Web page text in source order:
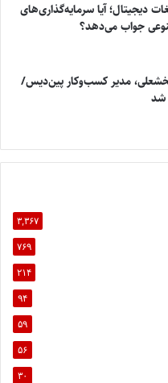
دیجیتال؛ آیا سرمایه‌گذاری‌های
جواب می‌دهد؟
مدیر کسب‌وکار پین‌دیس/
شد
۳,۳۶۷
۷۶۹
۲۱۴
۹۴
۵۹
۵۶
۳۰